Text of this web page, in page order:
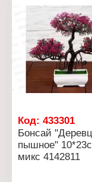
Размер: 17х12 см
Материал: пластик
Цвет: в
Код: 433301
Бонсай
пышное"
микс 4142811